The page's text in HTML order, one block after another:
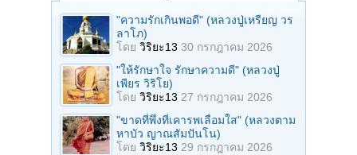
"ความรักเกินพอดี" (หลวงปู่เหรียญ วร
ลาโภ)
โดย วิริยะ13 30 กรกฎาคม 2026
"ให้รักษาใจ รักษาความดี" (หลวงปู่
เพียร วิริโย)
โดย วิริยะ13 27 กรกฎาคม 2026
"ขาดที่พึ่งที่เคารพเลื่อมใส" (หลวงตาม
หาบัว ญาณสัมปันโน)
โดย วิริยะ13 29 กรกฎาคม 2026